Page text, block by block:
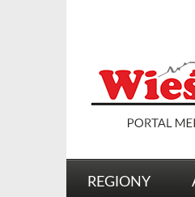
REGIONY